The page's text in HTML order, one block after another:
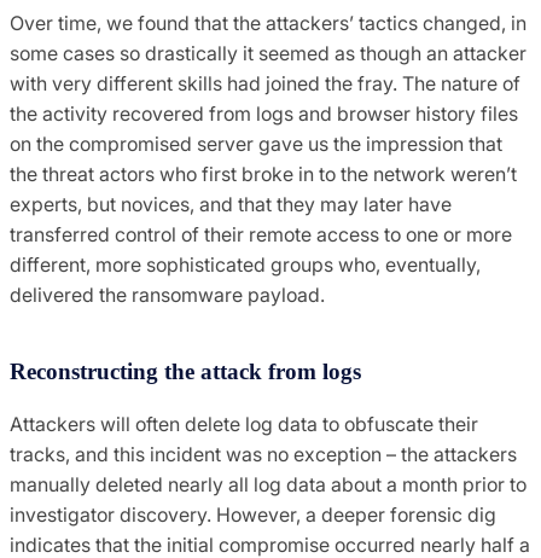
Over time, we found that the attackers’ tactics changed, in
some cases so drastically it seemed as though an attacker
with very different skills had joined the fray. The nature of
the activity recovered from logs and browser history files
on the compromised server gave us the impression that
the threat actors who first broke in to the network weren’t
experts, but novices, and that they may later have
transferred control of their remote access to one or more
different, more sophisticated groups who, eventually,
delivered the ransomware payload.
Reconstructing the attack from logs
Attackers will often delete log data to obfuscate their
tracks, and this incident was no exception – the attackers
manually deleted nearly all log data about a month prior to
investigator discovery. However, a deeper forensic dig
indicates that the initial compromise occurred nearly half a